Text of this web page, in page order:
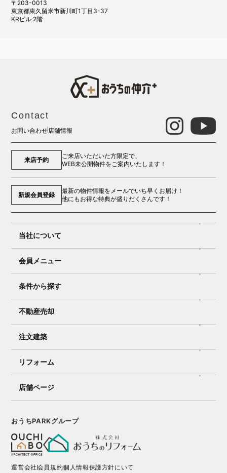
〒203-0013
東京都東久留米市新川町1丁目3-37
KRビル 2階
Contact
お問い合わせ 店舗情報
来店予約
ご来店いただいた方限定で、
WEB未公開物件をご案内いたします！
新規会員登録
最新の物件情報をメールでいち早くお届け！
他にもお得な特典が盛りだくさんです！
当社について
会員メニュー
条件から探す
不動産売却
注文建築
リフォーム
店舗ページ
おうちPARKグループ
運営会社会員規約個人情報保護方針にいて